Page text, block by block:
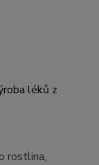
léků z
rostlina,